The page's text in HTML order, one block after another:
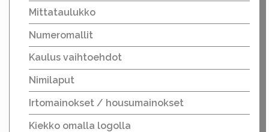
Mittataulukko
Numeromallit
Kaulus vaihtoehdot
Nimilaput
Irtomainokset / housumainokset
Kiekko omalla logolla